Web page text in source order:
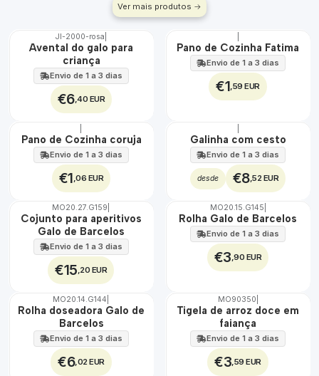
Ver mais produtos
🇵🇹
JI-2000-rosa
Avental do galo para
criança
Envio de 1 a 3 dias
€6,40 EUR
🇵🇹
100%
Pano de Cozinha Fatima
Envio de 1 a 3 dias
€1 ,59 EUR
🇵🇹
100%
Pano de Cozinha coruja
Envio de 1 a 3 dias
€1 ,06 EUR
🇵🇹
100%
Galinha com cesto
Envio de 1 a 3 dias
desde €8,52 EUR
🇵🇹
100%
MO20.27.G159
Cojunto para aperitivos
Galo de Barcelos
Envio de 1 a 3 dias
€15 ,20 EUR
🇵🇹
100%
TOP
MO20.15.G145
Rolha Galo de Barcelos
Envio de 1 a 3 dias
€3 ,90 EUR
🇵🇹
MO20.14.G144
Rolha doseadora Galo de
Barcelos
Envio de 1 a 3 dias
€6,02 EUR
🇵🇹
MO90350
Tigela de arroz doce em
faiança
Envio de 1 a 3 dias
€3 ,59 EUR